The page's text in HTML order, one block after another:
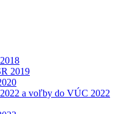
2019
a voľby do VÚC 2022